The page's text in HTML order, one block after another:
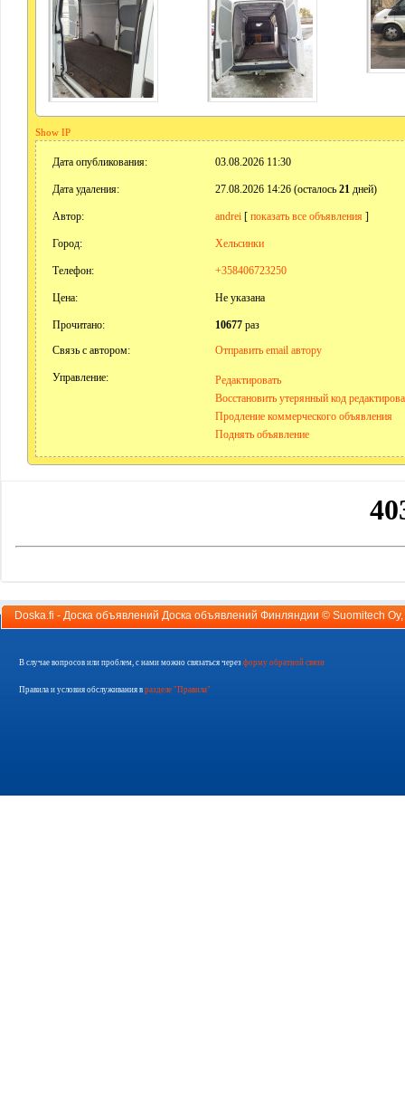
Show IP
Дата опубликования: 03.08.2026 11:30
Дата удаления: 27.08.2026 14:26 (осталось 21дней)
Автор: andrei[ показать все объявления ]
Город: Хельсинки
Телефон: +358406723250
Цена: Не указана
Прочитано: 10677раз
Связь с автором:
Отправить email автору
Управление:
Редактировать
Восстановить утерянный код
Продление коммерческого объявления
Поднять объявление
Doska.fi - Доска объявлений Доска объявлений Финляндии © Suomitech Oy
В случае вопросов или проблем, с нами можно связаться через форму обратной связи
Правила и условия обслуживания в разделе "Правила"